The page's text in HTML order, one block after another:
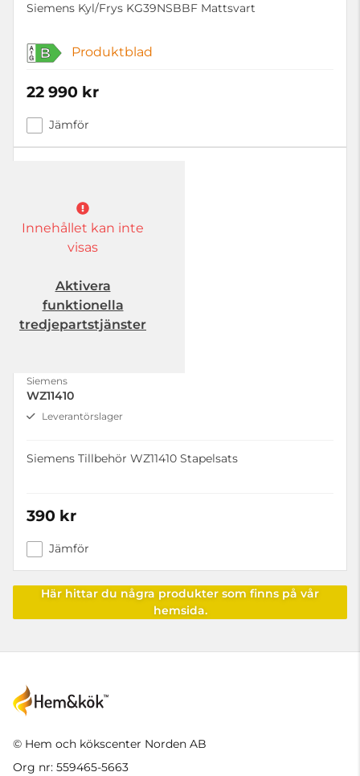
Siemens Kyl/Frys KG39NSBBF Mattsvart
B Produktblad
22 990 kr
Jämför
Innehållet kan inte
visas
Aktivera
funktionella
tredjepartstjänster
Siemens
WZ11410
Leverantörslager
Siemens Tillbehör WZ11410 Stapelsats
390 kr
Jämför
Här hittar du några produkter som finns på vår
hemsida.
© Hem och kökscenter Norden AB
Org nr: 559465-5663